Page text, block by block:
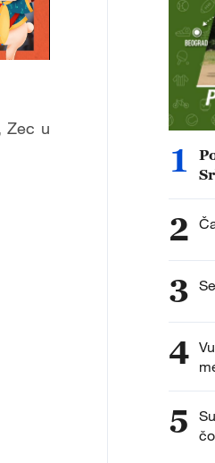
Zec u
1
2
3
4
5